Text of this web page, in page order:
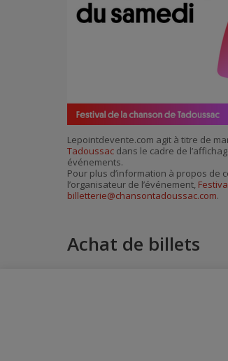
Lepointdevente.com agit à titre de
Tadoussac dans le cadre de
événements.
Pour plus d’information à propos de
l’organisateur de l’événement,
billetterie@chansontadoussac.com.
Achat de billets